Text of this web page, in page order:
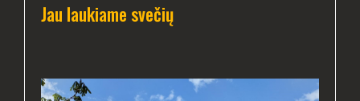
Jau laukiame svečių